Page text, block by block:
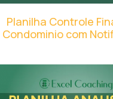
Planilha Controle
Condominio com